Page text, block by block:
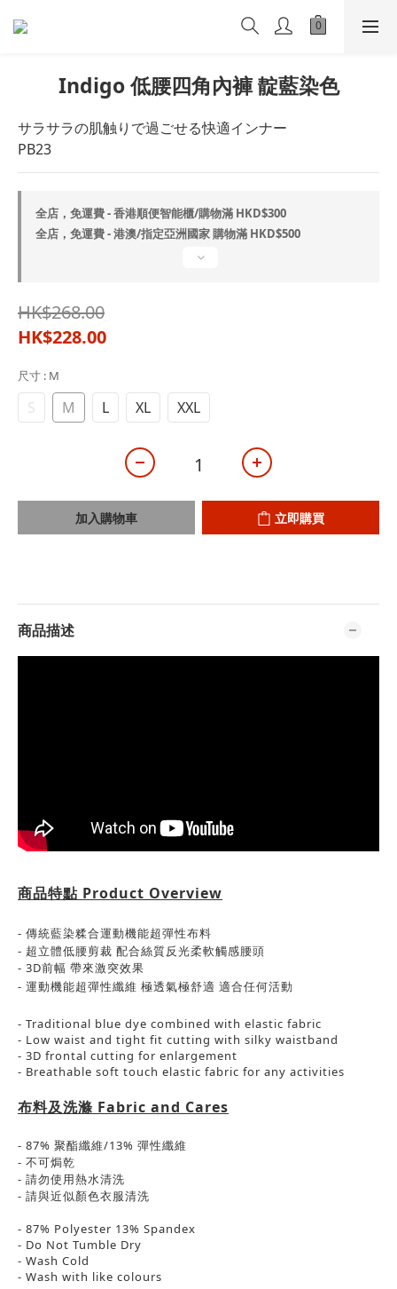
Indigo 低腰四角內褲 靛藍染色
サラサラの肌触りで過ごせる快適インナー
PB23
全店，免運費 - 香港順便智能櫃/購物滿 HKD$300
全店，免運費 - 港澳/指定亞洲國家 購物滿 HKD$500
HK$268.00
HK$228.00
尺寸 : M
S M L XL XXL
加入購物車 立即購買
商品描述
商品特點 Product Overview
- 傳統藍染糅合運動機能超彈性布料
- 超立體低腰剪裁 配合絲質反光柔軟觸感腰頭
- 3D前幅 帶來激突效果
- 運動機能超彈性纖維 極透氣極舒適 適合任何活動
- Traditional blue dye combined with elastic fabric
- Low waist and tight fit cutting with silky waistband
- 3D frontal cutting for enlargement
- Breathable soft touch elastic fabric for any activities
布料及洗滌 Fabric and Cares
- 87% 聚酯纖維/13% 彈性纖維
- 不可焗乾
- 請勿使用熱水清洗
- 請與近似顏色衣服清洗
- 87% Polyester 13% Spandex
- Do Not Tumble Dry
- Wash Cold
- Wash with like colours